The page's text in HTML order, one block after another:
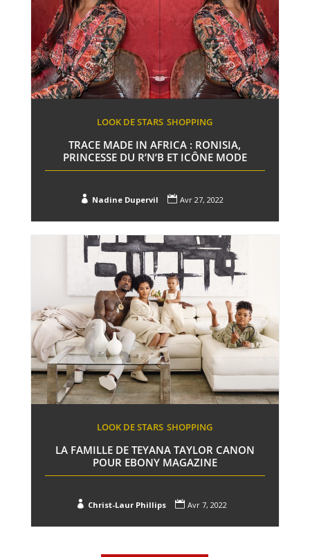
LOOK DE STARS SHOPPING
TRACE MADE IN AFRICA : RONISIA,
PRINCESSE DU R’N’B ET ICÔNE MODE
 Nadine Dupervil  Avr 27, 2022
LOOK DE STARS SHOPPING
LA FAMILLE DE TEYANA TAYLOR CANON
POUR EBONY MAGAZINE
 Christ-Laur Phillips  Avr 7, 2022